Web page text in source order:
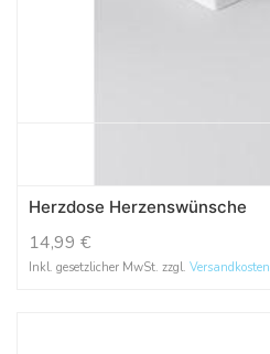
Herzdose Herzenswünsche
14,99 €
Inkl. gesetzlicher MwSt. zzgl. Versandkosten